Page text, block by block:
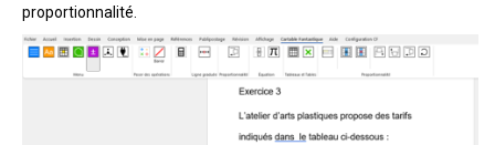
proportionnalité.